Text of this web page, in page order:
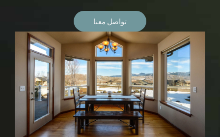
تواصل معنا